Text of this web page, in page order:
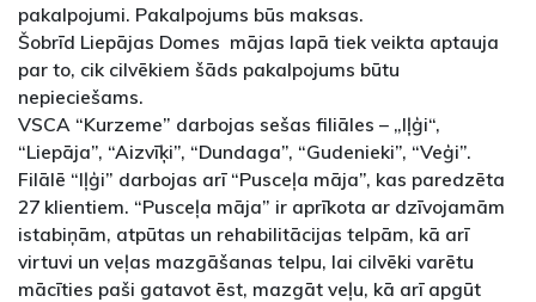
pakalpojumi. Pakalpojums būs maksas.
Šobrīd Liepājas Domes mājas lapā tiek veikta aptauja
par to, cik cilvēkiem šāds pakalpojums būtu
nepieciešams.
VSCA “Kurzeme” darbojas sešas filiāles – „Iļģi“,
“Liepāja”, “Aizvīķi”, “Dundaga”, “Gudenieki”, “Veģi”.
Filālē “Iļģi” darbojas arī “Pusceļa māja”, kas paredzēta
27 klientiem. “Pusceļa māja” ir aprīkota ar dzīvojamām
istabiņām, atpūtas un rehabilitācijas telpām, kā arī
virtuvi un veļas mazgāšanas telpu, lai cilvēki varētu
mācīties paši gatavot ēst, mazgāt veļu, kā arī apgūt